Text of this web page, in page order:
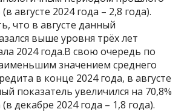
августе 2024 года – 2,8 года).
что в августе данный
выше уровня трёх лет
2024 года.В свою очередь по
значением среднего
в конце 2024 года, в августе
показатель увеличился на 70,8%
декабре 2024 года – 1,8 года).